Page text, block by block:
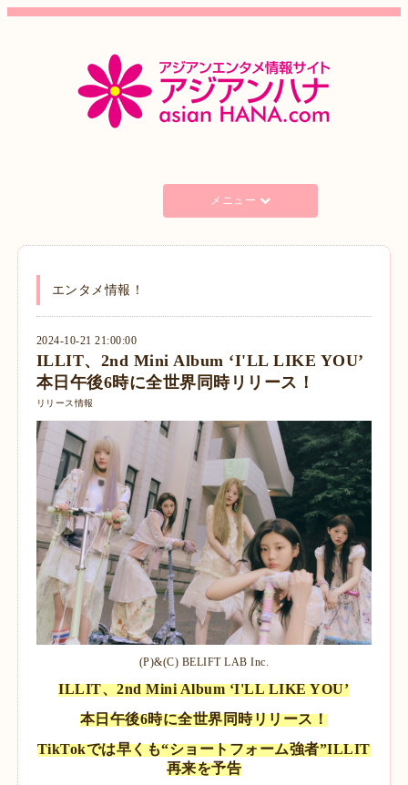
メニュー
エンタメ情報！
2024-10-21 21:00:00
ILLIT、2nd Mini Album ‘I'LL LIKE YOU’
本日午後6時に全世界同時リリース！
リリース情報
(P)&(C) BELIFT LAB Inc.
ILLIT、2nd Mini Album ‘I'LL LIKE YOU’
本日午後6時に全世界同時リリース！
TikTokでは早くも“ショートフォーム強者”ILLIT
再来を予告